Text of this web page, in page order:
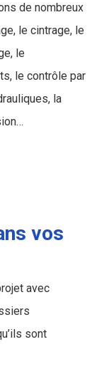
de nombreux
le cintrage, le
le
le contrôle par
la
vos
avec
sont